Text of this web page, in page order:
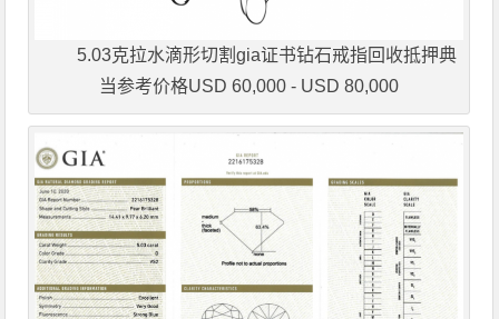
5.03克拉水滴形切割gia证书钻石戒指回收抵押典
当参考价格USD 60,000 - USD 80,000